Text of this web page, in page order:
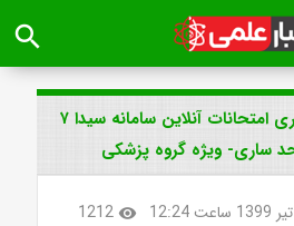
search
راهنمای تصویری برگزاری امتحانات آنلاین سامانه سیدا ۷
ساری- ویژه گروه پزشکی
visibility
1212